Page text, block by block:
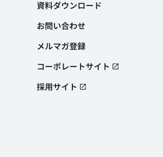
資料ダウンロード
お問い合わせ
メルマガ登録
コーポレートサイト
採用サイト